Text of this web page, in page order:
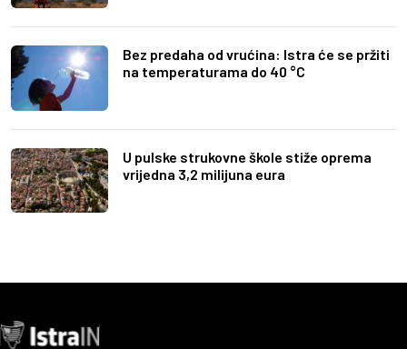
Bez predaha od vrućina: Istra će se pržiti
na temperaturama do 40 °C
U pulske strukovne škole stiže oprema
vrijedna 3,2 milijuna eura